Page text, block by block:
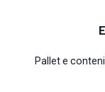
Pallet e